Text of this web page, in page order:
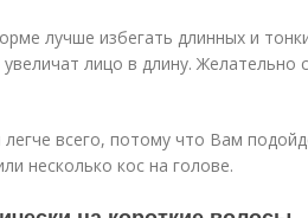
лучше избегать длинных и
лицо в длину. Желательно
всего, потому что Вам
несколько кос на голове.